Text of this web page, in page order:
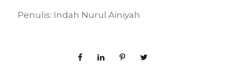
Penulis: Indah Nurul Ainiyah